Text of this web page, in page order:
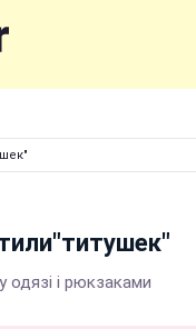
одязі і рюкзаками